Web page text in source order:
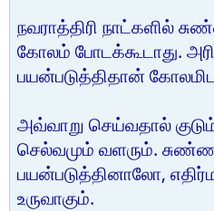
நவராத்திரி நாட்களில்
கோலம் போடக்கூடாது.
பயன்படுத்திதான்
அவ்வாறு செய்வதால்
செல்வமும் வளரும்.
பயன்படுத்தினாலோ,
உருவாகும்.